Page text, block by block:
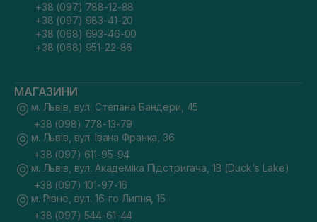
+38 (097) 788-12-88
+38 (097) 983-41-20
+38 (068) 693-46-00
+38 (068) 951-22-86
МАГАЗИНИ
м. Львів, вул. Степана Бандери, 45
+38 (098) 778-13-79
м. Львів, вул. Івана Франка, 36
+38 (097) 611-95-94
м. Львів, вул. Академіка Підстригача, 1В (Duck's Lake)
+38 (097) 101-97-16
м. Рівне, вул. 16-го Липня, 15
+38 (097) 544-61-44